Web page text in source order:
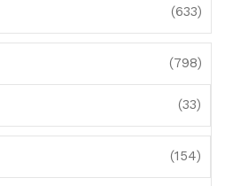
(633)
(798)
(33)
(154)